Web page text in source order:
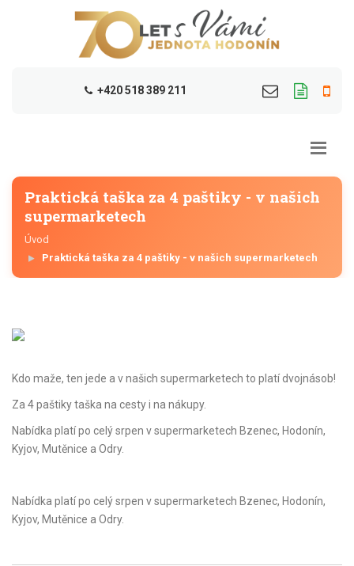
+420 518 389 211
Praktická taška za 4 paštiky - v našich
supermarketech
Úvod
Praktická taška za 4 paštiky - v našich supermarketech
Kdo maže, ten jede a v našich supermarketech to platí dvojnásob!
Za 4 paštiky taška na cesty i na nákupy.
Nabídka platí po celý srpen v supermarketech Bzenec, Hodonín,
Kyjov, Mutěnice a Odry.
Nabídka platí po celý srpen v supermarketech Bzenec, Hodonín,
Kyjov, Mutěnice a Odry.